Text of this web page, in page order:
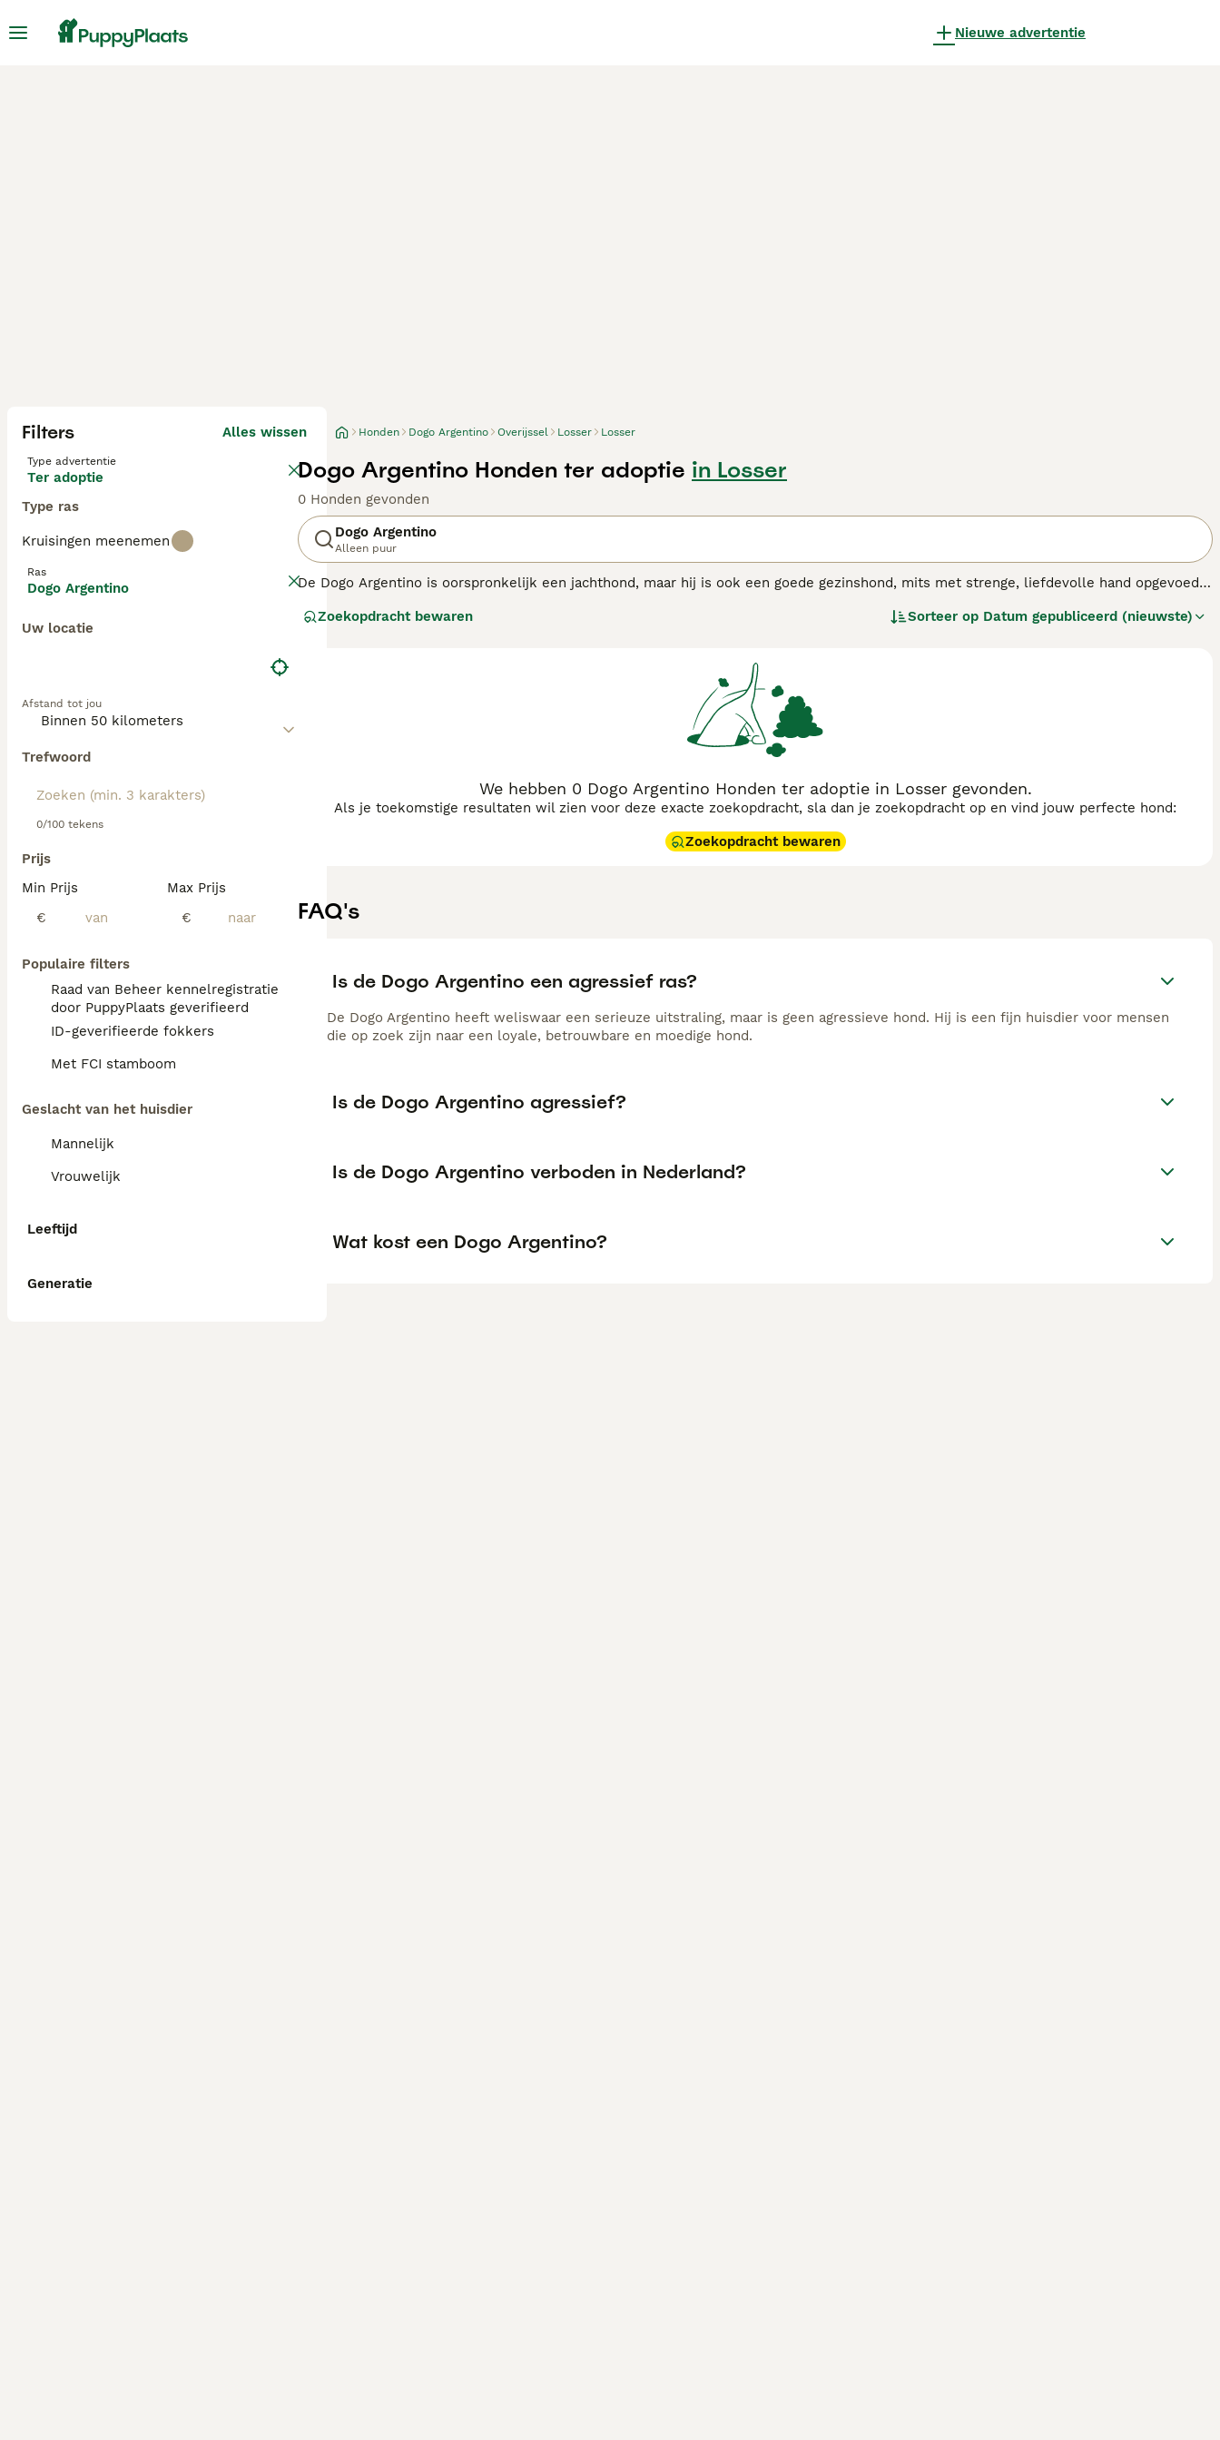
Nieuwe advertentie
Filters Alles wissen
Type advertentie
Ter adoptie
Type ras
Kruisingen meenemen
Ras
Dogo Argentino
Uw locatie
Afstand tot jou
Trefwoord
0/100 tekens
Prijs
Min Prijs
€
Max Prijs
€
Populaire filters
Raad van Beheer kennelregistratie
door PuppyPlaats geverifieerd
ID-geverifieerde fokkers
Met FCI stamboom
Geslacht van het huisdier
Mannelijk
Vrouwelijk
Leeftijd
Generatie
Honden Dogo Argentino Overijssel Losser Losser
Dogo Argentino Honden ter adoptie in Losser
0 Honden gevonden
Dogo Argentino
Alleen puur
De Dogo Argentino is oorspronkelijk een jachthond, maar hij is ook een goede gezinshond, mits met strenge, liefdevolle hand opgevoed.
kinderen maar tegelijkertijd ook een scherpe waakhond. In Argentinië wordt hij nog steeds voor de jacht gebruikt.
Zoekopdracht bewaren Sorteer op Datum gepubliceerd (nieuwste)
We hebben 0 Dogo Argentino Honden ter adoptie in Losser gevonden.
Als je toekomstige resultaten wil zien voor deze exacte zoekopdracht, sla dan je zoekopdracht op en vind jouw perfecte hond:
Zoekopdracht bewaren
FAQ's
Is de Dogo Argentino een agressief ras?
De Dogo Argentino heeft weliswaar een serieuze uitstraling, maar is geen agressieve hond. Hij is een fijn huisdier voor mensen
die op zoek zijn naar een loyale, betrouwbare en moedige hond.
Is de Dogo Argentino agressief?
Is de Dogo Argentino verboden in Nederland?
Wat kost een Dogo Argentino?